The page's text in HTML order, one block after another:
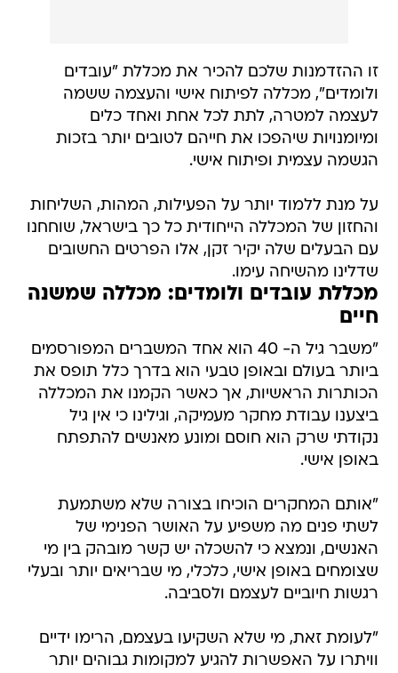
זו ההזדמנות שלכם להכיר את מכללת "עובדים
ולומדים", מכללה לפיתוח אישי והעצמה ששמה
לעצמה למטרה, לתת לכל אחת ואחד כלים
ומיומנויות שיהפכו את חייהם לטובים יותר בזכות
הגשמה עצמית ופיתוח אישי.
על מנת ללמוד יותר על הפעילות, המהות, השליחות
והחזון של המכללה הייחודית כל כך בישראל, שוחחנו
עם הבעלים שלה יקיר זקן, אלו הפרטים החשובים
שדלינו מהשיחה עימו.
מכללת עובדים ולומדים: מכללה שמשנה
חיים
"משבר גיל ה- 40 הוא אחד המשברים המפורסמים
ביותר בעולם ובאופן טבעי הוא בדרך כלל תופס את
הכותרות הראשיות, אך כאשר הקמנו את המכללה
ביצענו עבודת מחקר מעמיקה, וגילינו כי אין גיל
נקודתי שרק הוא חוסם ומונע מאנשים להתפתח
באופן אישי.
"אותם המחקרים הוכיחו בצורה שלא משתמעת
לשתי פנים מה משפיע על האושר הפנימי של
האנשים, ונמצא כי להשכלה יש קשר מובהק בין מי
שצומחים באופן אישי, כלכלי, מי שבריאים יותר ובעלי
רגשות חיוביים לעצמם ולסביבה.
"לעומת זאת, מי שלא השקיעו בעצמם, הרימו ידיים
וויתרו על האפשרות להגיע למקומות גבוהים יותר